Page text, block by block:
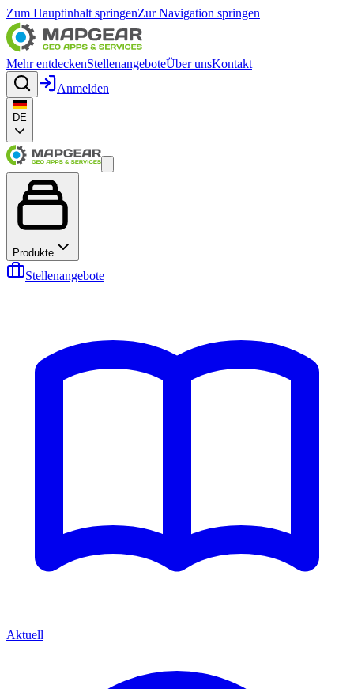
Zum Hauptinhalt springenZur Navigation springen
Mehr entdeckenStellenangeboteÜber unsKontakt
Anmelden
DE
Produkte
Stellenangebote
Aktuell